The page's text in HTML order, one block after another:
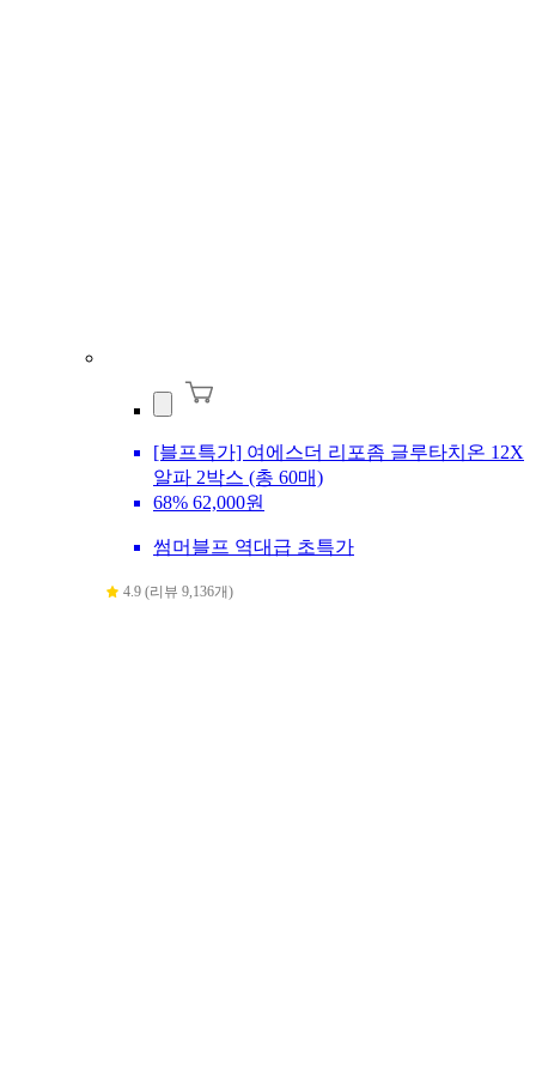
[블프특가] 여에스더 리포좀 글루타치온 12X
알파 2박스 (총 60매)
68% 62,000원
썸머블프 역대급 초특가
4.9 (리뷰 9,136개)